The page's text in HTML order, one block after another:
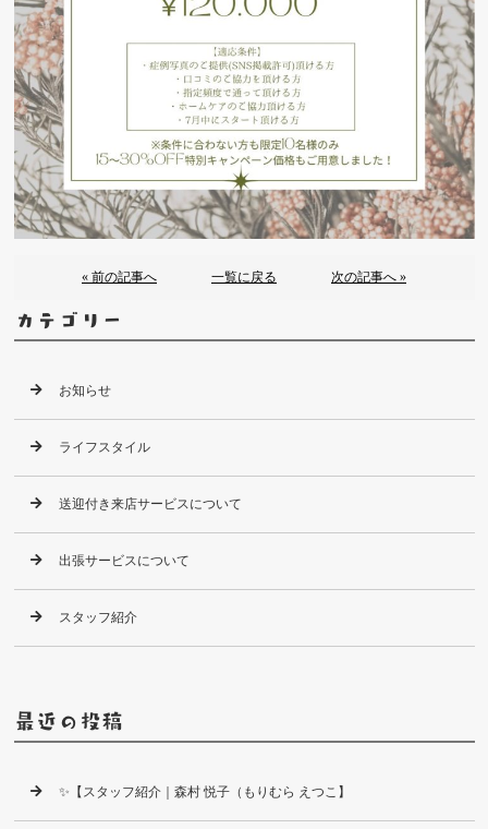
« 前の記事へ 一覧に戻る 次の記事へ »
カテゴリー
お知らせ
ライフスタイル
送迎付き来店サービスについて
出張サービスについて
スタッフ紹介
最近の投稿
✨【スタッフ紹介｜森村 悦子（もりむら えつこ】